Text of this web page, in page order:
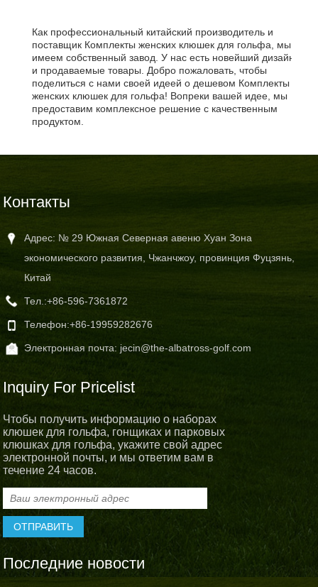
Как профессиональный китайский производитель и
поставщик Комплекты женских клюшек для гольфа, мы
имеем собственный завод. У нас есть новейший дизайн
и продаваемые товары. Добро пожаловать, чтобы
поделиться с нами своей идеей о дешевом Комплекты
женских клюшек для гольфа! Вопреки вашей идее, мы
предоставим комплексное решение с качественным
продуктом.
Контакты
Адрес: № 29 Южная Северная авеню Хуан Зона
экономического развития, Чжанчжоу, провинция Фуцзянь,
Китай
Тел.:+86-596-7361872
Телефон:+86-19959282676
Электронная почта: jecin@the-albatross-golf.com
Inquiry For Pricelist
Чтобы получить информацию о наборах
клюшек для гольфа, гонщиках и парковых
клюшках для гольфа, укажите свой адрес
электронной почты, и мы ответим вам в
течение 24 часов.
Последние новости